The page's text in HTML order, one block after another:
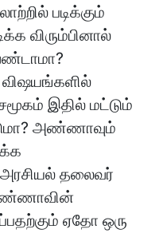
படிக்கும்
விரும்பினால்
இதில் மட்டும்
அண்ணாவும்
தலைவர்
ஏதோ ஒரு